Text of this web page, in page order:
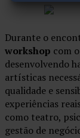
Durante o
workshop com
desenvolvendo
artísticas
qualidade e
experiências
como teatro,
gestão de